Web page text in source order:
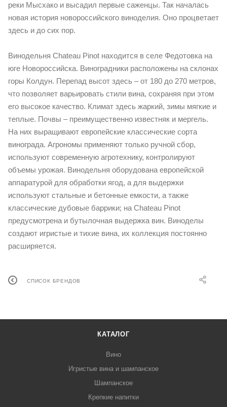
реки Мысхако и высадил первые саженцы. Так началась
новая история новороссийского виноделия. Оно процветает
здесь и до сих пор.
Винодельня Chateau Pinot находится в селе Федотовка на
юге Новороссийска. Виноградники расположены на склонах
горы Колдун. Перепад высот здесь – от 180 до 270 метров,
что позволяет варьировать стили вина, сохраняя при этом
его высокое качество. Климат здесь жаркий, зимы мягкие и
теплые. Почвы – преимущественно известняк и мергель.
На них выращивают европейские классические сорта
винограда. Агрономы применяют только ручной сбор,
используют современную агротехнику, контролируют
объемы урожая. Винодельня оборудована европейской
аппаратурой для обработки ягод, а для выдержки
используют стальные и бетонные емкости, а также
классические дубовые баррики; на Chateau Pinot
предусмотрена и бутылочная выдержка вин. Виноделы
создают игристые и тихие вина, их коллекция постоянно
расширяется.
СПИСОК БРЕНДОВ
КАТАЛОГ
Вино
Игристые вина и шампанское
Шампанское
Крепкие напитки